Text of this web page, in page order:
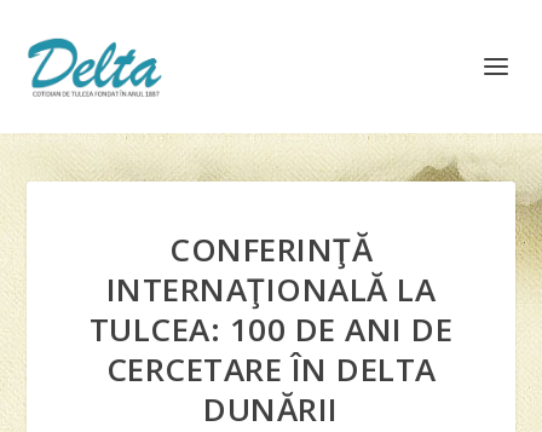
CONFERINŢĂ
INTERNAŢIONALĂ LA
TULCEA: 100 DE ANI DE
CERCETARE ÎN DELTA
DUNĂRII